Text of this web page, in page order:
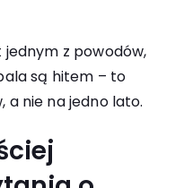
jednym z powodów,
są hitem – to
a nie na jedno lato.